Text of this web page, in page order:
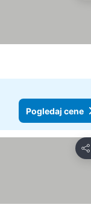
Pogledaj cene
Deli